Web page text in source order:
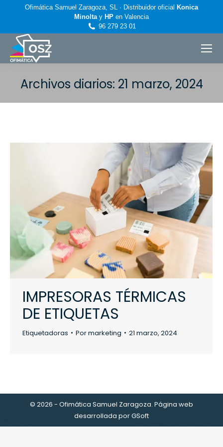
Ofimática Samuel Zaragoza, SL · Distribuidor oficial Konica
Minoltay HP en Valencia
96 279 23 01
Archivos diarios: 21 marzo, 2024
IMPRESORAS TÉRMICAS
DE ETIQUETAS
Etiquetadoras Pormarketing 21 marzo, 2024
© 2026 - Ofimática Samuel Zaragoza. Página web
desarrollada porGSoft